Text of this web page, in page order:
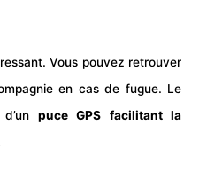
Vous pouvez retrouver
en cas de fugue. Le
puceGPS facilitant la